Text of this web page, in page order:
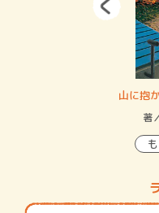
山に抱
著